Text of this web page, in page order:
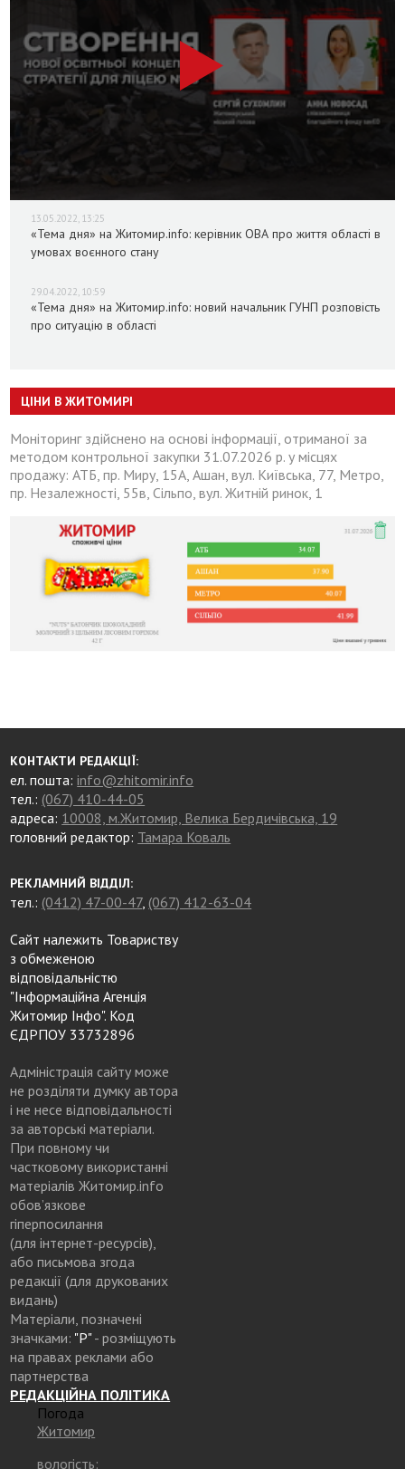
13.05.2022, 13:25
«Тема дня» на Житомир.info: керівник ОВА про життя області в
умовах воєнного стану
29.04.2022, 10:59
«Тема дня» на Житомир.info: новий начальник ГУНП розповість
про ситуацію в області
ЦІНИ В ЖИТОМИРІ
Моніторинг здійснено на основі інформації, отриманої за
методом контрольної закупки 31.07.2026 р. у місцях
продажу: АТБ, пр. Миру, 15А, Ашан, вул. Київська, 77, Метро,
пр. Незалежності, 55в, Сільпо, вул. Житній ринок, 1
КОНТАКТИ РЕДАКЦІЇ:
ел. пошта:info@zhitomir.info
тел.: (067) 410-44-05
адреса: 10008, м.Житомир, Велика Бердичівська, 19
головний редактор: Тамара Коваль
РЕКЛАМНИЙ ВІДДІЛ:
тел.: (0412) 47-00-47, (067) 412-63-04
Сайт належить Товариству
з обмеженою
відповідальністю
"Інформаційна Агенція
Житомир Інфо". Код
ЄДРПОУ 33732896
Адміністрація сайту може
не розділяти думку автора
і не несе відповідальності
за авторські матеріали.
При повному чи
частковому використанні
матеріалів Житомир.info
обов’язкове
гіперпосилання
(для інтернет-ресурсів),
або письмова згода
редакції (для друкованих
видань)
Матеріали, позначені
значками: "Р"- розміщують
на правах реклами або
партнерства
РЕДАКЦІЙНА ПОЛІТИКА
Погода
Житомир
вологість: